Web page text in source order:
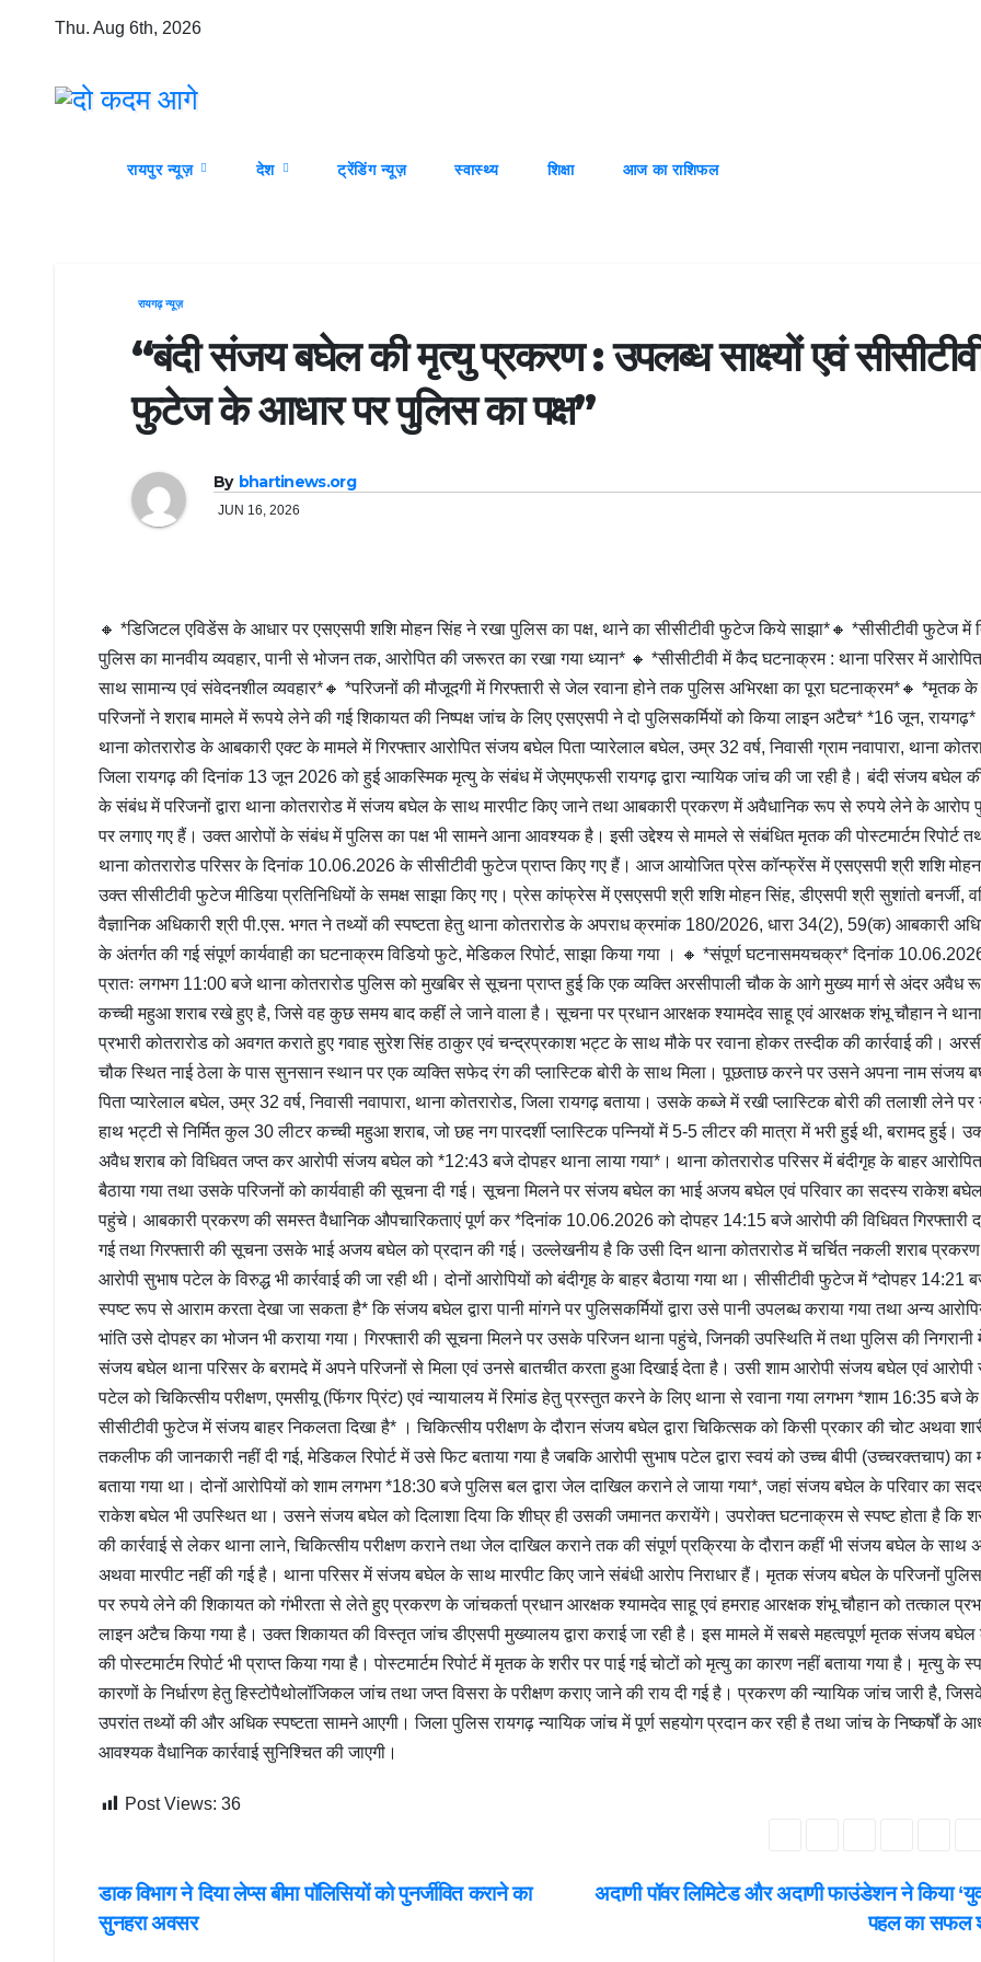
Thu. Aug 6th, 2026
रायपुर न्यूज़ देश ट्रेंडिंग न्यूज़ स्वास्थ्य शिक्षा आज का राशिफल
रायगढ़ न्यूज़
“बंदी संजय बघेल की मृत्यु प्रकरण : उपलब्ध साक्ष्यों एवं
फुटेज के आधार पर पुलिस का पक्ष”
By bhartinews.org
JUN 16, 2026
🔸 *डिजिटल एविडेंस के आधार पर एसएसपी शशि मोहन सिंह ने रखा पुलिस का पक्ष, थाने का सीसीटीवी फुटेज किये साझा*🔸 *सीसीटीवी फुटेज में
पुलिस का मानवीय व्यवहार, पानी से भोजन तक, आरोपित की जरूरत का रखा गया ध्यान* 🔸 *सीसीटीवी में कैद घटनाक्रम : थाना परिसर में
साथ सामान्य एवं संवेदनशील व्यवहार*🔸 *परिजनों की मौजूदगी में गिरफ्तारी से जेल रवाना होने तक पुलिस अभिरक्षा का पूरा घटनाक्रम*🔸 *मृतक के
परिजनों ने शराब मामले में रूपये लेने की गई शिकायत की निष्पक्ष जांच के लिए एसएसपी ने दो पुलिसकर्मियों को किया लाइन अटैच* *16 जून,
थाना कोतरारोड के आबकारी एक्ट के मामले में गिरफ्तार आरोपित संजय बघेल पिता प्यारेलाल बघेल, उम्र 32 वर्ष, निवासी ग्राम नवापारा, थाना
जिला रायगढ़ की दिनांक 13 जून 2026 को हुई आकस्मिक मृत्यु के संबंध में जेएमएफसी रायगढ़ द्वारा न्यायिक जांच की जा रही है। बंदी संजय बघेल
के संबंध में परिजनों द्वारा थाना कोतरारोड में संजय बघेल के साथ मारपीट किए जाने तथा आबकारी प्रकरण में अवैधानिक रूप से रुपये लेने के आरोप
पर लगाए गए हैं। उक्त आरोपों के संबंध में पुलिस का पक्ष भी सामने आना आवश्यक है। इसी उद्देश्य से मामले से संबंधित मृतक की पोस्टमार्टम रिपोर्ट
थाना कोतरारोड परिसर के दिनांक 10.06.2026 के सीसीटीवी फुटेज प्राप्त किए गए हैं। आज आयोजित प्रेस कॉन्फ्रेंस में एसएसपी श्री शशि
उक्त सीसीटीवी फुटेज मीडिया प्रतिनिधियों के समक्ष साझा किए गए। प्रेस कांफ्रेस में एसएसपी श्री शशि मोहन सिंह, डीएसपी श्री सुशांतो बनर्जी,
वैज्ञानिक अधिकारी श्री पी.एस. भगत ने तथ्यों की स्पष्टता हेतु थाना कोतरारोड के अपराध क्रमांक 180/2026, धारा 34(2), 59(क) आबकारी
के अंतर्गत की गई संपूर्ण कार्यवाही का घटनाक्रम विडियो फुटे, मेडिकल रिपोर्ट, साझा किया गया । 🔸 *संपूर्ण घटनासमयचक्र* दिनांक
प्रातः लगभग 11:00 बजे थाना कोतरारोड पुलिस को मुखबिर से सूचना प्राप्त हुई कि एक व्यक्ति अरसीपाली चौक के आगे मुख्य मार्ग से अंदर अवैध
कच्ची महुआ शराब रखे हुए है, जिसे वह कुछ समय बाद कहीं ले जाने वाला है। सूचना पर प्रधान आरक्षक श्यामदेव साहू एवं आरक्षक शंभू चौहान ने थाना
प्रभारी कोतरारोड को अवगत कराते हुए गवाह सुरेश सिंह ठाकुर एवं चन्द्रप्रकाश भट्ट के साथ मौके पर रवाना होकर तस्दीक की कार्रवाई की।
चौक स्थित नाई ठेला के पास सुनसान स्थान पर एक व्यक्ति सफेद रंग की प्लास्टिक बोरी के साथ मिला। पूछताछ करने पर उसने अपना नाम संजय
पिता प्यारेलाल बघेल, उम्र 32 वर्ष, निवासी नवापारा, थाना कोतरारोड, जिला रायगढ़ बताया। उसके कब्जे में रखी प्लास्टिक बोरी की तलाशी लेने
हाथ भट्टी से निर्मित कुल 30 लीटर कच्ची महुआ शराब, जो छह नग पारदर्शी प्लास्टिक पन्नियों में 5-5 लीटर की मात्रा में भरी हुई थी, बरामद हुई।
अवैध शराब को विधिवत जप्त कर आरोपी संजय बघेल को *12:43 बजे दोपहर थाना लाया गया*। थाना कोतरारोड परिसर में बंदीगृह के बाहर
बैठाया गया तथा उसके परिजनों को कार्यवाही की सूचना दी गई। सूचना मिलने पर संजय बघेल का भाई अजय बघेल एवं परिवार का सदस्य राकेश
पहुंचे। आबकारी प्रकरण की समस्त वैधानिक औपचारिकताएं पूर्ण कर *दिनांक 10.06.2026 को दोपहर 14:15 बजे आरोपी की विधिवत गिरफ्तारी
गई तथा गिरफ्तारी की सूचना उसके भाई अजय बघेल को प्रदान की गई। उल्लेखनीय है कि उसी दिन थाना कोतरारोड में चर्चित नकली शराब
आरोपी सुभाष पटेल के विरुद्ध भी कार्रवाई की जा रही थी। दोनों आरोपियों को बंदीगृह के बाहर बैठाया गया था। सीसीटीवी फुटेज में *दोपहर 14:21
स्पष्ट रूप से आराम करता देखा जा सकता है* कि संजय बघेल द्वारा पानी मांगने पर पुलिसकर्मियों द्वारा उसे पानी उपलब्ध कराया गया तथा अन्य
भांति उसे दोपहर का भोजन भी कराया गया। गिरफ्तारी की सूचना मिलने पर उसके परिजन थाना पहुंचे, जिनकी उपस्थिति में तथा पुलिस की निगरानी
संजय बघेल थाना परिसर के बरामदे में अपने परिजनों से मिला एवं उनसे बातचीत करता हुआ दिखाई देता है। उसी शाम आरोपी संजय बघेल एवं आरोपी
पटेल को चिकित्सीय परीक्षण, एमसीयू (फिंगर प्रिंट) एवं न्यायालय में रिमांड हेतु प्रस्तुत करने के लिए थाना से रवाना गया लगभग *शाम 16:35 बजे के
सीसीटीवी फुटेज में संजय बाहर निकलता दिखा है* । चिकित्सीय परीक्षण के दौरान संजय बघेल द्वारा चिकित्सक को किसी प्रकार की चोट अथवा
तकलीफ की जानकारी नहीं दी गई, मेडिकल रिपोर्ट में उसे फिट बताया गया है जबकि आरोपी सुभाष पटेल द्वारा स्वयं को उच्च बीपी (उच्चरक्तचाप) का
बताया गया था। दोनों आरोपियों को शाम लगभग *18:30 बजे पुलिस बल द्वारा जेल दाखिल कराने ले जाया गया*, जहां संजय बघेल के परिवार का
राकेश बघेल भी उपस्थित था। उसने संजय बघेल को दिलाशा दिया कि शीघ्र ही उसकी जमानत करायेंगे। उपरोक्त घटनाक्रम से स्पष्ट होता है कि
की कार्रवाई से लेकर थाना लाने, चिकित्सीय परीक्षण कराने तथा जेल दाखिल कराने तक की संपूर्ण प्रक्रिया के दौरान कहीं भी संजय बघेल के साथ
अथवा मारपीट नहीं की गई है। थाना परिसर में संजय बघेल के साथ मारपीट किए जाने संबंधी आरोप निराधार हैं। मृतक संजय बघेल के परिजनों
पर रुपये लेने की शिकायत को गंभीरता से लेते हुए प्रकरण के जांचकर्ता प्रधान आरक्षक श्यामदेव साहू एवं हमराह आरक्षक शंभू चौहान को तत्काल
लाइन अटैच किया गया है। उक्त शिकायत की विस्तृत जांच डीएसपी मुख्यालय द्वारा कराई जा रही है। इस मामले में सबसे महत्वपूर्ण मृतक संजय
की पोस्टमार्टम रिपोर्ट भी प्राप्त किया गया है। पोस्टमार्टम रिपोर्ट में मृतक के शरीर पर पाई गई चोटों को मृत्यु का कारण नहीं बताया गया है। मृत्यु के
कारणों के निर्धारण हेतु हिस्टोपैथोलॉजिकल जांच तथा जप्त विसरा के परीक्षण कराए जाने की राय दी गई है। प्रकरण की न्यायिक जांच जारी है,
उपरांत तथ्यों की और अधिक स्पष्टता सामने आएगी। जिला पुलिस रायगढ़ न्यायिक जांच में पूर्ण सहयोग प्रदान कर रही है तथा जांच के निष्कर्षों के
आवश्यक वैधानिक कार्रवाई सुनिश्चित की जाएगी।
Post Views: 36
Post
navigation
अदाणी पॉवर लिमिटेड और अदाणी फाउंडेशन ने किया
पहल का सफल
डाक विभाग ने दिया लेप्स बीमा पॉलिसियों को पुनर्जीवित कराने का
सुनहरा अवसर